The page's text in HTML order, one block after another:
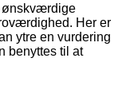
ønskværdige
Her er
ytre en vurdering
benyttes til at